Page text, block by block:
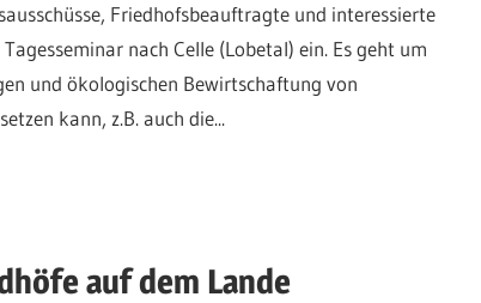
Friedhofsbeauftragte und interessierte
nach Celle (Lobetal) ein. Es geht um
und ökologischen Bewirtschaftung von
kann, z.B. auch die...
auf dem Lande